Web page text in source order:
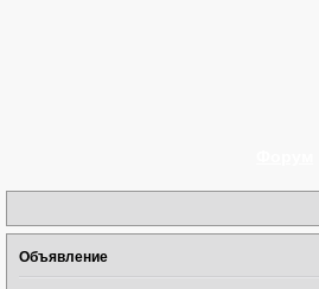
Объявление